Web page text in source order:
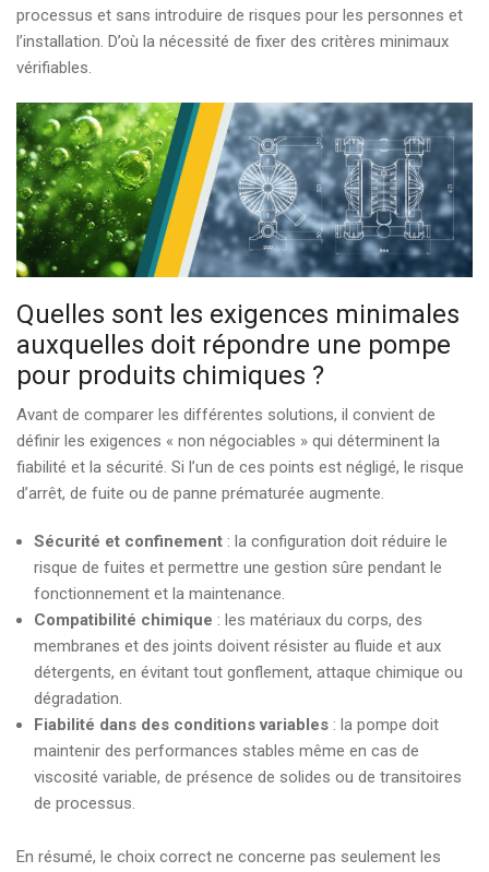
processus et sans introduire de risques pour les personnes et
l’installation. D’où la nécessité de fixer des critères minimaux
vérifiables.
Quelles sont les exigences minimales
auxquelles doit répondre une pompe
pour produits chimiques ?
Avant de comparer les différentes solutions, il convient de
définir les exigences « non négociables » qui déterminent la
fiabilité et la sécurité. Si l’un de ces points est négligé, le risque
d’arrêt, de fuite ou de panne prématurée augmente.
Sécurité et confinement : la configuration doit réduire le
risque de fuites et permettre une gestion sûre pendant le
fonctionnement et la maintenance.
Compatibilité chimique : les matériaux du corps, des
membranes et des joints doivent résister au fluide et aux
détergents, en évitant tout gonflement, attaque chimique ou
dégradation.
Fiabilité dans des conditions variables : la pompe doit
maintenir des performances stables même en cas de
viscosité variable, de présence de solides ou de transitoires
de processus.
En résumé, le choix correct ne concerne pas seulement les